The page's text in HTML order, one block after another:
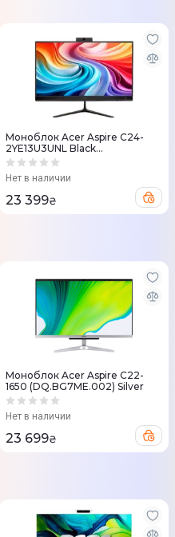
Моноблок Acer Aspire C24-
2YE13U3UNL Black
(DQ.BMJME.001)
Нет в наличии
23 399₴
Моноблок Acer Aspire C22-
1650 (DQ.BG7ME.002) Silver
Нет в наличии
23 699₴